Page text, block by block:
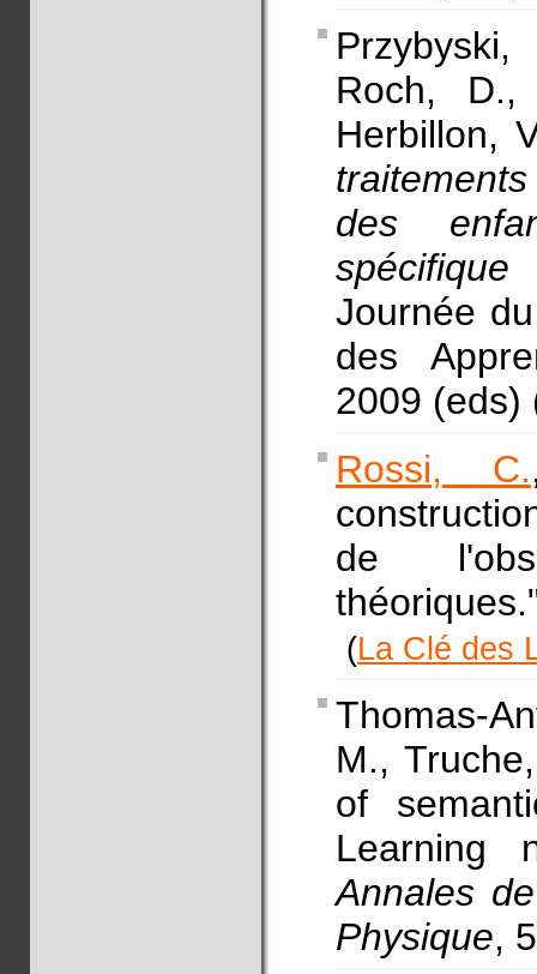
Roch, D.,
Herbillon,
des
spécifique
Journée
des
2009 (eds)
Rossi, C.
de
(La Clé des
Thomas-
M.,
of
Learning
Annales
Physique,